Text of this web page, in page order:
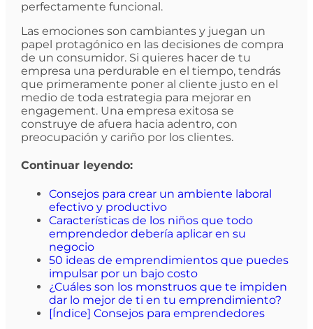
perfectamente funcional.
Las emociones son cambiantes y juegan un
papel protagónico en las decisiones de compra
de un consumidor. Si quieres hacer de tu
empresa una perdurable en el tiempo, tendrás
que primeramente poner al cliente justo en el
medio de toda estrategia para mejorar en
engagement. Una empresa exitosa se
construye de afuera hacia adentro, con
preocupación y cariño por los clientes.
Continuar leyendo:
Consejos para crear un ambiente laboral
efectivo y productivo
Características de los niños que todo
emprendedor debería aplicar en su
negocio
50 ideas de emprendimientos que puedes
impulsar por un bajo costo
¿Cuáles son los monstruos que te impiden
dar lo mejor de ti en tu emprendimiento?
[Índice] Consejos para emprendedores